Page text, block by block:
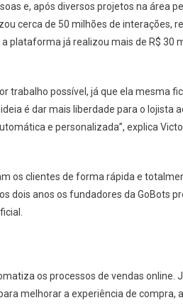
e, após diversos projetos na área
cerca de 50 milhões de interações,
plataforma já realizou mais de R$ 30
trabalho possível, já que ela mesma
é dar mais liberdade para o lojista
e personalizada”, explica
os clientes de forma rápida e
dois anos os fundadores da GoBots
os processos de vendas online.
melhorar a experiência de compra,